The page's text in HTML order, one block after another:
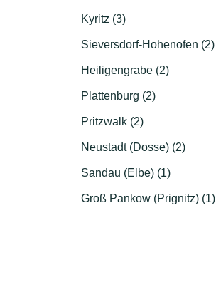
Kyritz (3)
Sieversdorf-Hohenofen (2)
Heiligengrabe (2)
Plattenburg (2)
Pritzwalk (2)
Neustadt (Dosse) (2)
Sandau (Elbe) (1)
Groß Pankow (Prignitz) (1)